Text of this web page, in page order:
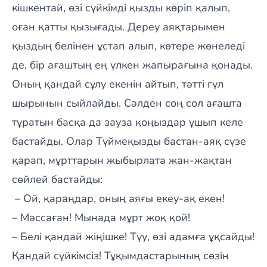
кішкентай, өзі сүйкімді қызды көріп қалып,
оған қатты қызығады. Дереу аяқтарымен
қыздың белінен ұстап алып, көтере жөнеледі
де, бір ағаштың ең үлкен жапырағына қонады.
Оның қандай сұлу екенін айтып, тәтті гүл
шырынын сыйлайды. Сәлден соң сол ағашта
тұратын басқа да зауза қоңыздар ұшып келе
бастайды. Олар Түймеқызды бастан-аяқ сүзе
қарап, мұрттарын жыбырлата жан-жақтан
сөйлей бастайды:
– Ой, қараңдар, оның аяғы екеу-ақ екен!
– Мәссаған! Мынада мұрт жоқ қой!
– Белі қандай жіңішке! Түу, өзі адамға ұқсайды!
Қандай сүйкімсіз! Тұқымдастарының сөзін